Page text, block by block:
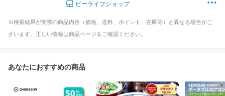
ビーライフショップ
※検索結果が実際の商品内容（価格、送料、ポイント、在庫等）と異なる場合がご
ざいます。正しい情報は商品ページをご確認ください。
あなたにおすすめの商品